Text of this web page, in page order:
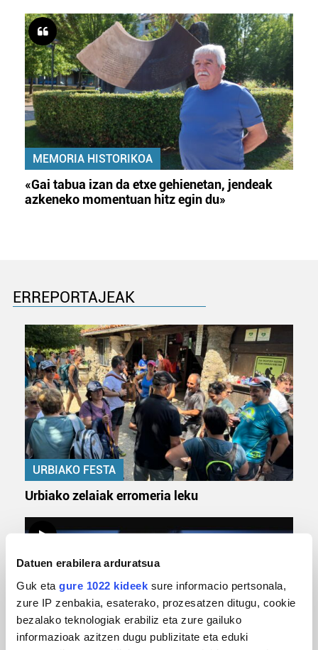
Datuen erabilera arduratsua
Guk eta gure 1022 kideek sure informacio pertsonala,
zure IP zenbakia, esaterako, prozesatzen ditugu, cookie
bezalako teknologiak erabiliz eta zure gailuko
informazioak azitzen dugu publizitate eta eduki
MEMORIA HISTORIKOA
«Gai tabua izan da etxe gehienetan, jendeak
azkeneko momentuan hitz egin du»
ERREPORTAJEAK
URBIAKO FESTA
Urbiako zelaiak erromeria leku